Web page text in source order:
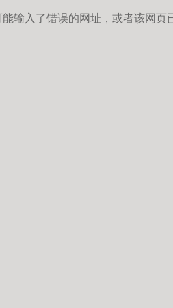
输入了错误的网址，或者该网页